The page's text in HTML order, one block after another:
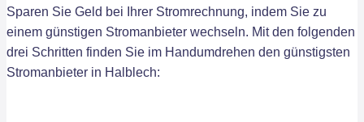
Sparen Sie Geld bei Ihrer Stromrechnung, indem Sie zu
einem günstigen Stromanbieter wechseln. Mit den folgenden
drei Schritten finden Sie im Handumdrehen den günstigsten
Stromanbieter in Halblech: